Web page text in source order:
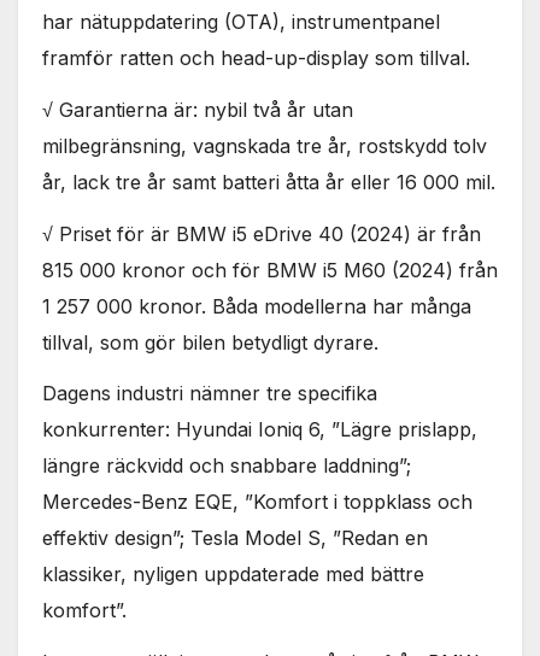
har nätuppdatering (OTA), instrumentpanel
framför ratten och head-up-display som tillval.
√ Garantierna är: nybil två år utan
milbegränsning, vagnskada tre år, rostskydd tolv
år, lack tre år samt batteri åtta år eller 16 000 mil.
√ Priset för är BMW i5 eDrive 40 (2024) är från
815 000 kronor och för BMW i5 M60 (2024) från
1 257 000 kronor. Båda modellerna har många
tillval, som gör bilen betydligt dyrare.
Dagens industri nämner tre specifika
konkurrenter: Hyundai Ioniq 6, ”Lägre prislapp,
längre räckvidd och snabbare laddning”;
Mercedes-Benz EQE, ”Komfort i toppklass och
effektiv design”; Tesla Model S, ”Redan en
klassiker, nyligen uppdaterade med bättre
komfort”.